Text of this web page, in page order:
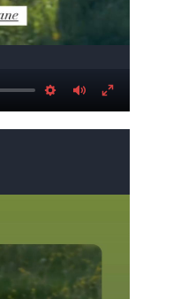
Settings
MuteEnter